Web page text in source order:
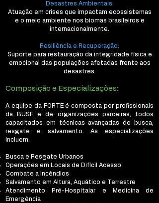
Desastres Ambientais:
Atuação em crises que impactam ecossistemas
e o meio ambiente nos biomas brasileiros e
internacionalmente.
Resiliência e Recuperação:
Suporte para restauração da integridade física e
emocional das populações afetadas frente aos
desastres.
Composição e Especializações:
A equipe da FORTE é composta por profissionais
da BUSF e de organizações parceiras, todos
capacitados em técnicas avançadas de busca,
resgate e salvamento. As especializações
incluem:
Busca e Resgate Urbanos
Operações em Locais de Difícil Acesso
Combate a Incêndios
Salvamento em Altura, Aquático e Terrestre
Atendimento Pré-Hospitalar e Medicina de
Emergência